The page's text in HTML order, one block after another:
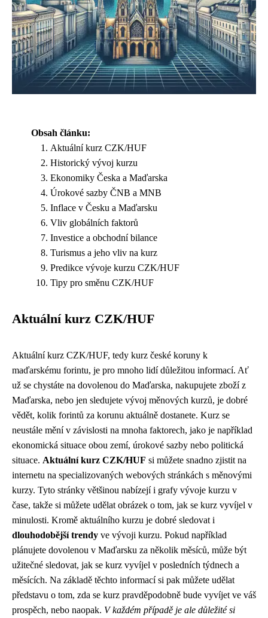
Obsah článku:
Aktuální kurz CZK/HUF
Historický vývoj kurzu
Ekonomiky Česka a Maďarska
Úrokové sazby ČNB a MNB
Inflace v Česku a Maďarsku
Vliv globálních faktorů
Investice a obchodní bilance
Turismus a jeho vliv na kurz
Predikce vývoje kurzu CZK/HUF
Tipy pro směnu CZK/HUF
Aktuální kurz CZK/HUF
Aktuální kurz CZK/HUF, tedy kurz české koruny k
maďarskému forintu, je pro mnoho lidí důležitou informací. Ať
už se chystáte na dovolenou do Maďarska, nakupujete zboží z
Maďarska, nebo jen sledujete vývoj měnových kurzů, je dobré
vědět, kolik forintů za korunu aktuálně dostanete. Kurz se
neustále mění v závislosti na mnoha faktorech, jako je například
ekonomická situace obou zemí, úrokové sazby nebo politická
situace. Aktuální kurz CZK/HUF si můžete snadno zjistit na
internetu na specializovaných webových stránkách s měnovými
kurzy. Tyto stránky většinou nabízejí i grafy vývoje kurzu v
čase, takže si můžete udělat obrázek o tom, jak se kurz vyvíjel v
minulosti. Kromě aktuálního kurzu je dobré sledovat i
dlouhodobější trendy ve vývoji kurzu. Pokud například
plánujete dovolenou v Maďarsku za několik měsíců, může být
užitečné sledovat, jak se kurz vyvíjel v posledních týdnech a
měsících. Na základě těchto informací si pak můžete udělat
představu o tom, zda se kurz pravděpodobně bude vyvíjet ve váš
prospěch, nebo naopak. V každém případě je ale důležité si